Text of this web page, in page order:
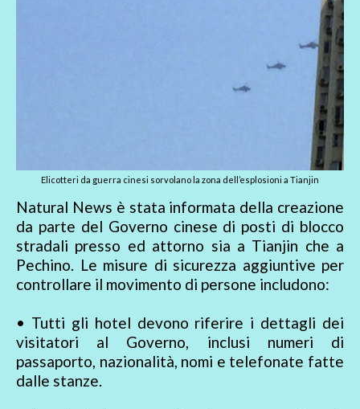
Elicotteri da guerra cinesi sorvolano la zona dell’esplosioni a Tianjin
Natural News è stata informata della creazione
da parte del Governo cinese di posti di blocco
stradali presso ed attorno sia a Tianjin che a
Pechino. Le misure di sicurezza aggiuntive per
controllare il movimento di persone includono:
• Tutti gli hotel devono riferire i dettagli dei
visitatori al Governo, inclusi numeri di
passaporto, nazionalità, nomi e telefonate fatte
dalle stanze.